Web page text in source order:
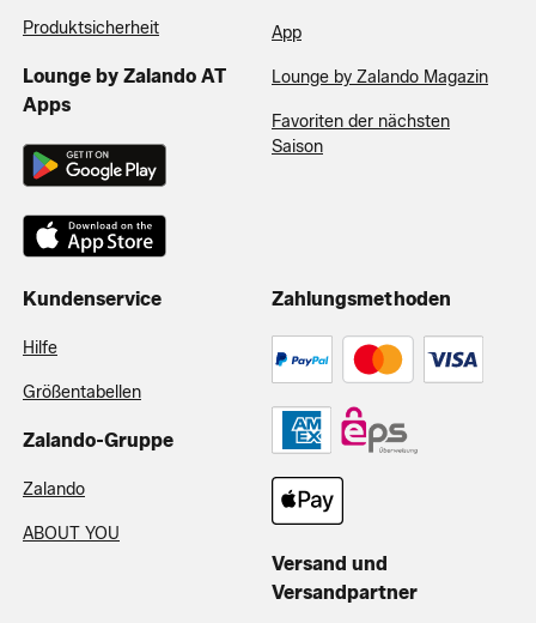
Produktsicherheit
Lounge by Zalando AT
Apps
App
Lounge by Zalando Magazin
Favoriten der nächsten
Saison
Kundenservice
Hilfe
Größentabellen
Zalando-Gruppe
Zalando
ABOUT YOU
Zahlungsmethoden
Versand und
Versandpartner